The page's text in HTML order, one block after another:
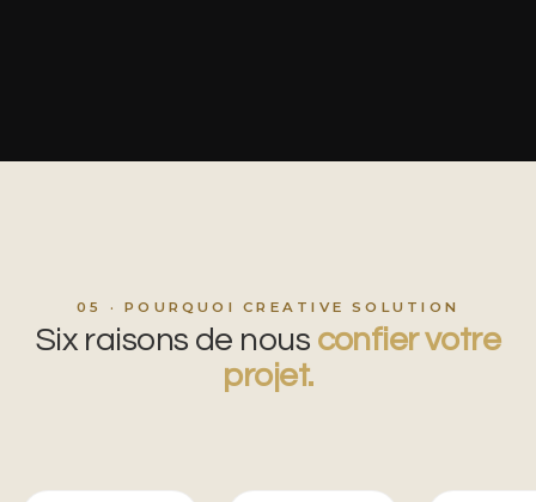
05 · POURQUOI CREATIVE SOLUTION
Six raisons de nous confier votre
projet.